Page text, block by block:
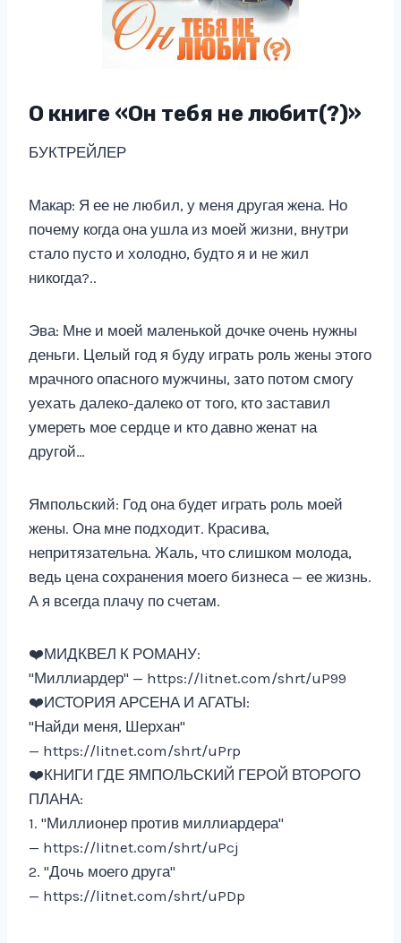
О книге «Он тебя не любит(?)»
БУКТРЕЙЛЕР
Макар: Я ее не любил, у меня другая жена. Но
почему когда она ушла из моей жизни, внутри
стало пусто и холодно, будто я и не жил
никогда?..
Эва: Мне и моей маленькой дочке очень нужны
деньги. Целый год я буду играть роль жены этого
мрачного опасного мужчины, зато потом смогу
уехать далеко-далеко от того, кто заставил
умереть мое сердце и кто давно женат на
другой…
Ямпольский: Год она будет играть роль моей
жены. Она мне подходит. Красива,
непритязательна. Жаль, что слишком молода,
ведь цена сохранения моего бизнеса — ее жизнь.
А я всегда плачу по счетам.
‍❤️‍МИДКВЕЛ К РОМАНУ:
"Миллиардер" — https://litnet.com/shrt/uP99
‍❤️‍ИСТОРИЯ АРСЕНА И АГАТЫ:
"Найди меня, Шерхан"
— https://litnet.com/shrt/uPrp
‍❤️‍КНИГИ ГДЕ ЯМПОЛЬСКИЙ ГЕРОЙ ВТОРОГО
ПЛАНА:
1. "Миллионер против миллиардера"
— https://litnet.com/shrt/uPcj
2. "Дочь моего друга"
— https://litnet.com/shrt/uPDp